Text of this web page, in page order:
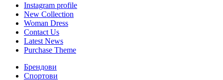
Instagram profile
New Collection
Woman Dress
Contact Us
Latest News
Purchase Theme
Брендови
Спортови